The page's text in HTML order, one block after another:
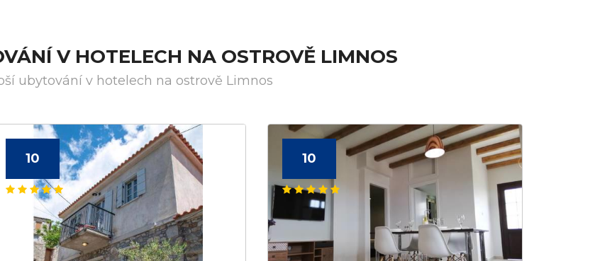
V HOTELECH NA OSTROVĚ LIMNOS
ubytování v hotelech na ostrově Limnos
10 10